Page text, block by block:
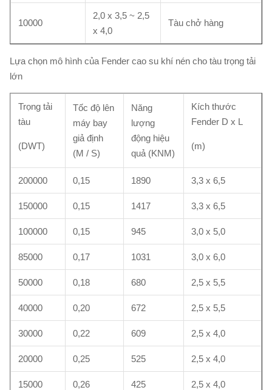
10000
2,0 x 3,5 ~ 2,5
x 4,0
Tàu chở hàng
Lựa chọn mô hình của Fender cao su khí nén cho tàu trọng tải
lớn
Trọng tải
tàu
(DWT)
Tốc độ lên
máy bay
giả định
(M / S)
Năng
lượng
động hiệu
quả (KNM)
Kích thước
Fender D x L
(m)
200000 0,15 1890 3,3 x 6,5
150000 0,15 1417 3,3 x 6,5
100000 0,15 945 3,0 x 5,0
85000 0,17 1031 3,0 x 6,0
50000 0,18 680 2,5 x 5,5
40000 0,20 672 2,5 x 5,5
30000 0,22 609 2,5 x 4,0
20000 0,25 525 2,5 x 4,0
15000 0,26 425 2,5 x 4,0